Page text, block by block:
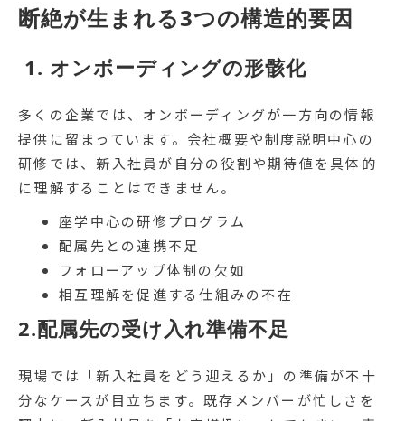
断絶が生まれる3つの構造的要因
1. オンボーディングの形骸化
多くの企業では、オンボーディングが一方向の情報
提供に留まっています。会社概要や制度説明中心の
研修では、新入社員が自分の役割や期待値を具体的
に理解することはできません。
座学中心の研修プログラム
配属先との連携不足
フォローアップ体制の欠如
相互理解を促進する仕組みの不在
2.配属先の受け入れ準備不足
現場では「新入社員をどう迎えるか」の準備が不十
分なケースが目立ちます。既存メンバーが忙しさを